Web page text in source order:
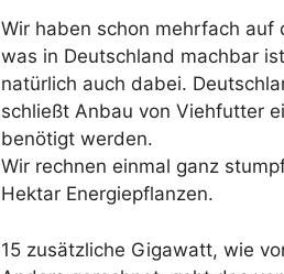
Wir haben schon mehrfach auf
was in Deutschland machbar
natürlich auch dabei.
schließt Anbau von Viehfutter
benötigt werden.
Wir rechnen einmal ganz
Hektar Energiepflanzen.
15 zusätzliche Gigawatt, wie